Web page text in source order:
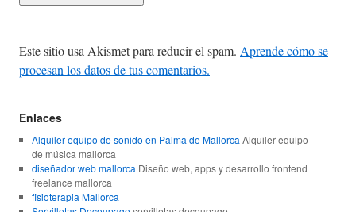
Este sitio usa Akismet para reducir el spam. Aprende cómo se
procesan los datos de tus comentarios.
Enlaces
Alquiler equipo de sonido en Palma de Mallorca Alquiler equipo
de música mallorca
diseñador web mallorca Diseño web, apps y desarrollo frontend
freelance mallorca
fisioterapia Mallorca